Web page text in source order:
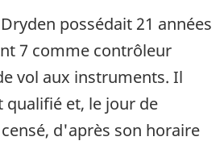
possédait 21 années
7 comme contrôleur
vol aux instruments. Il
et, le jour de
d'après son horaire